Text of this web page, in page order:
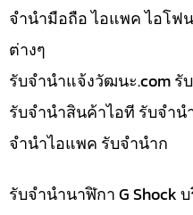
จำนำมือถือ ไอแพค ไอโฟ
ต่างๆ
รับจํานําแจ้งวัฒนะ.com รั
รับจำนำสินค้าไอที รับจำ
จำนำไอแพค รับจำนำก
รับจำนำนาฬิกา G Shock